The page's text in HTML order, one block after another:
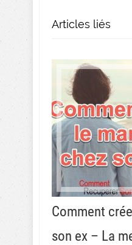
Articles liés
Comment
son ex – La